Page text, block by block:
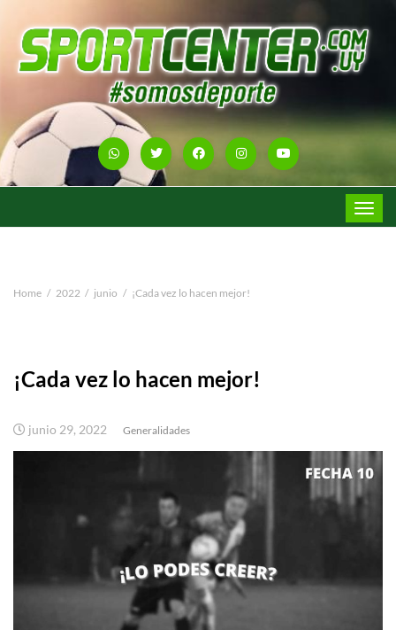
Toggle
Home 2022 junio ¡Cada vez lo hacen mejor!
¡Cada vez lo hacen mejor!
junio 29, 2022 Generalidades